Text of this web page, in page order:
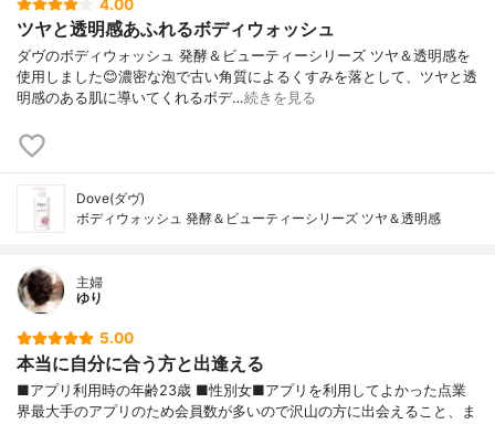
4.00
ツヤと透明感あふれるボディウォッシュ
ダヴのボディウォッシュ 発酵＆ビューティーシリーズ ツヤ＆透明感を
使用しました😊濃密な泡で古い角質によるくすみを落として、ツヤと透
明感のある肌に導いてくれるボデ…続きを見る
Dove(ダヴ)
ボディウォッシュ 発酵＆ビューティーシリーズ ツヤ＆透明感
主婦
ゆり
5.00
本当に自分に合う方と出逢える
■アプリ利用時の年齢23歳 ■性別女■アプリを利用してよかった点業
界最大手のアプリのため会員数が多いので沢山の方に出会えること、ま